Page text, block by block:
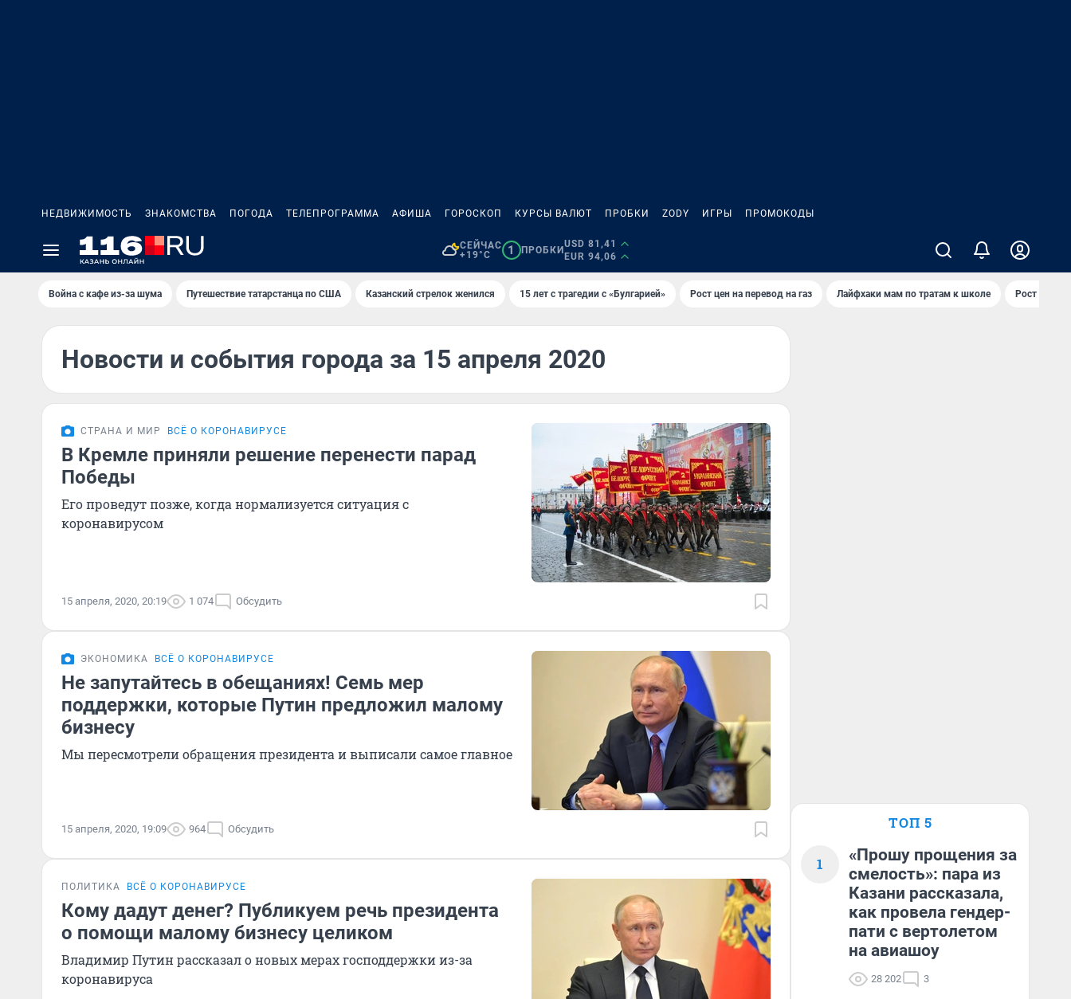
НЕДВИЖИМОСТЬ ЗНАКОМСТВА ПОГОДА ТЕЛЕПРОГРАММА АФИША ГОРОСКОП КУРСЫ ВАЛЮТ ПРОБКИ ZODY ИГРЫ ПРОМОКОДЫ
СЕЙЧАС
+19°C
1 ПРОБКИ
USD 81,41
EUR 94,06
Война с кафе из-за шума Путешествие татарстанца по США Казанский стрелок женился 15 лет с трагедии с «Булгарией» Рост цен на перевод на газ Лайфхаки мам по тратам к школе Рост цен на
Новости и события города за 15 апреля 2020
СТРАНА И МИР ВСЁ О КОРОНАВИРУСЕ
В Кремле приняли решение перенести парад
Победы
Его проведут позже, когда нормализуется ситуация с
коронавирусом
15 апреля, 2020, 20:19 1 074 Обсудить
ЭКОНОМИКА ВСЁ О КОРОНАВИРУСЕ
Не запутайтесь в обещаниях! Семь мер
поддержки, которые Путин предложил малому
бизнесу
Мы пересмотрели обращения президента и выписали самое главное
15 апреля, 2020, 19:09 964 Обсудить
ПОЛИТИКА ВСЁ О КОРОНАВИРУСЕ
Кому дадут денег? Публикуем речь президента
о помощи малому бизнесу целиком
Владимир Путин рассказал о новых мерах господдержки из-за
коронавируса
ТОП 5
1
«Прошу прощения за
смелость»: пара из
Казани рассказала,
как провела гендер-
пати с вертолетом
на авиашоу
28 202 3